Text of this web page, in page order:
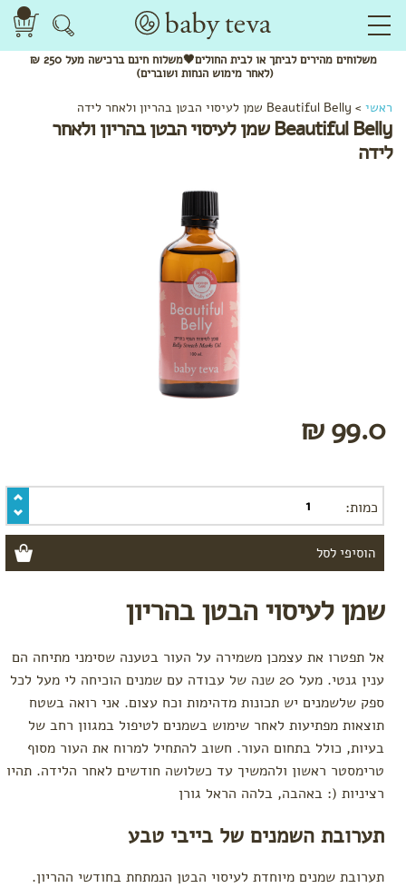
משלוחיםמהיריםלביתך או לבית החולים🖤משלוחחינם
ברכישה מעל 250 ₪
(לאחר מימוש הנחות ושוברים)
ראשי > Beautiful Belly שמן לעיסוי הבטן בהריון ולאחר לידה
Beautiful Belly שמן לעיסוי הבטן בהריון ולאחר
לידה
99.0 ₪
כמות:
שמן לעיסוי הבטן בהריון
אל תפטרו את עצמכן משמירה על העור בטענה שסימני מתיחה הם
ענין גנטי. מעל 20 שנה של עבודה עם שמנים הוכיחה לי מעל לכל
ספק שלשמנים יש תכונות מדהימות וכח עצום. אני רואה בשטח
תוצאות מפתיעות לאחר שימוש בשמנים לטיפול במגוון רחב של
בעיות, כולל בתחום העור. חשוב להתחיל למרוח את העור מסוף
טרימסטר ראשון ולהמשיך עד כשלושה חודשים לאחר הלידה. תהיו
רציניות (: באהבה, בלהה הראל גורן
תערובת השמנים של בייבי טבע
תערובת שמנים מיוחדת לעיסוי הבטן הנמתחת בחודשי ההריון.